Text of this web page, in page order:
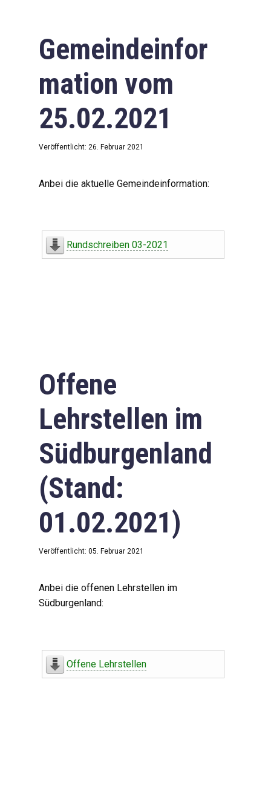
Downloads
Impressum
Datenschutzerklärung
Gemeindeinfor
mation vom
25.02.2021
Veröffentlicht: 26. Februar 2021
Anbei die aktuelle Gemeindeinformation:
Rundschreiben 03-2021
Offene
Lehrstellen im
Südburgenland
(Stand:
01.02.2021)
Veröffentlicht: 05. Februar 2021
Anbei die offenen Lehrstellen im
Südburgenland:
Offene Lehrstellen